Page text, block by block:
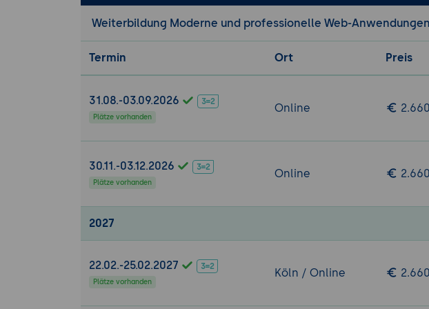
Weiterbildung Moderne und professionelle Web-
Termin Ort Preis
31.08.-03.09.2026
Plätze vorhanden
Online
30.11.-03.12.2026
Plätze vorhanden
Online
2027
22.02.-25.02.2027
Plätze vorhanden
Köln / Online